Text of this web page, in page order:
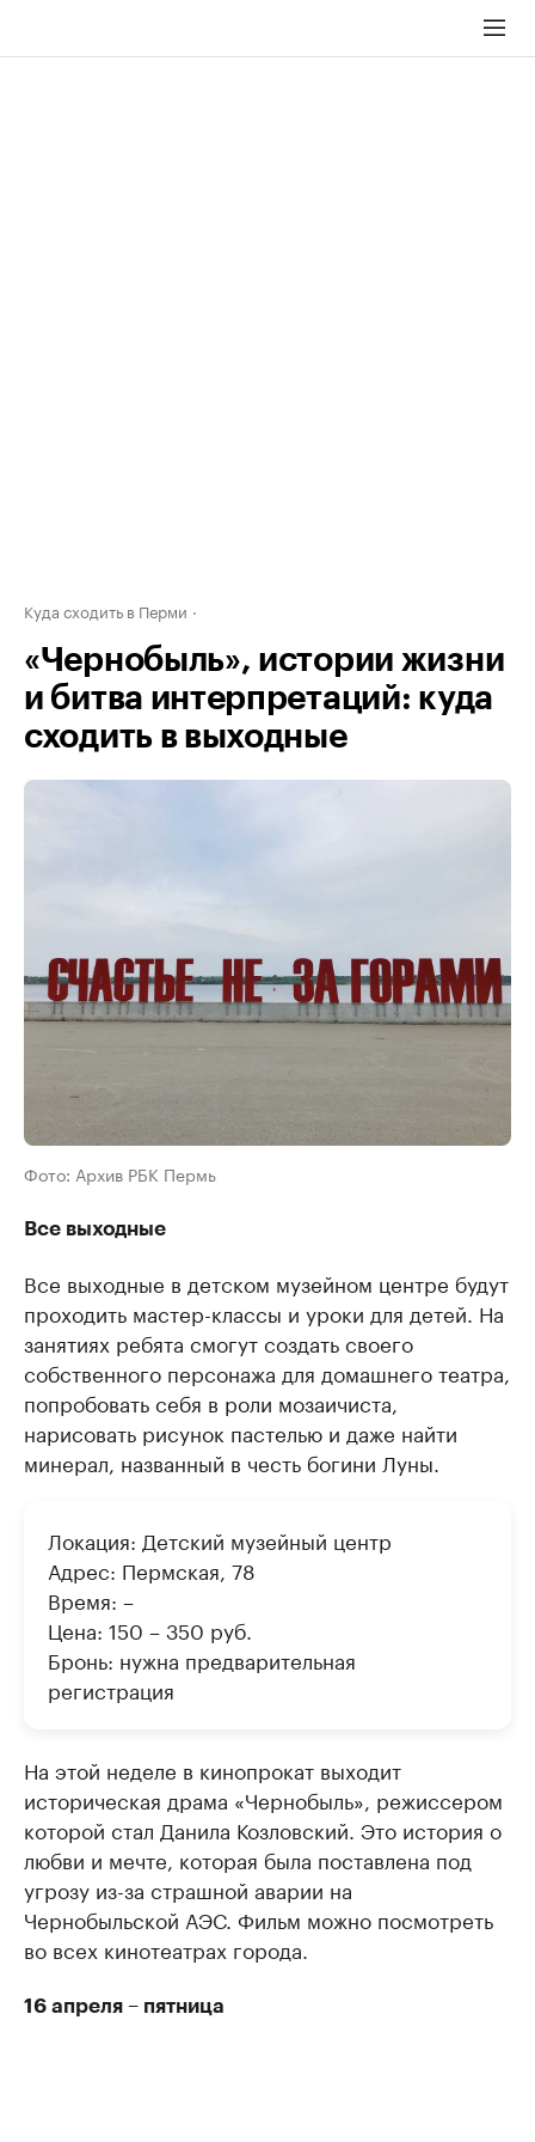
Куда сходить в Перми
«Чернобыль», истории жизни
и битва интерпретаций: куда
сходить в выходные
Фото: Архив РБК Пермь
Все выходные
Все выходные в детском музейном центре будут
проходить мастер-классы и уроки для детей. На
занятиях ребята смогут создать своего
собственного персонажа для домашнего театра,
попробовать себя в роли мозаичиста,
нарисовать рисунок пастелью и даже найти
минерал, названный в честь богини Луны.
Локация: Детский музейный центр
Адрес: Пермская, 78
Время: –
Цена: 150 – 350 руб.
Бронь: нужна предварительная
регистрация
На этой неделе в кинопрокат выходит
историческая драма «Чернобыль», режиссером
которой стал Данила Козловский. Это история о
любви и мечте, которая была поставлена под
угрозу из-за страшной аварии на
Чернобыльской АЭС. Фильм можно посмотреть
во всех кинотеатрах города.
16 апреля – пятница